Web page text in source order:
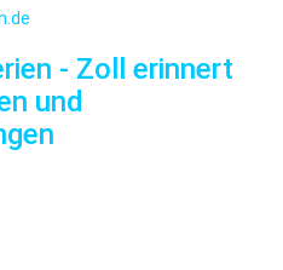
- Zoll erinnert
und